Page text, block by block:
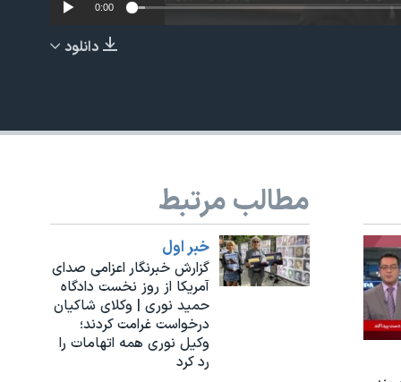
EMBED
0:00
دانلود
مطالب مرتبط
خبر اول
گزارش خبرنگار اعزامی صدای
آمریکا از روز نخست دادگاه
حمید نوری | وکلای شاکیان
درخواست غرامت کردند؛
وکیل نوری همه اتهامات را
رد کرد